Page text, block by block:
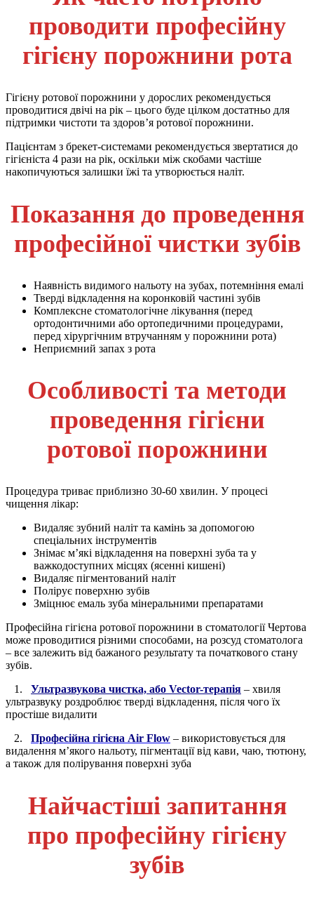
проводити професійну
гігієну порожнини рота
Гігієну ротової порожнини у дорослих рекомендується
проводитися двічі на рік – цього буде цілком достатньо для
підтримки чистоти та здоров’я ротової порожнини.
Пацієнтам з брекет-системами рекомендується звертатися до
гігієніста 4 рази на рік, оскільки між скобами частіше
накопичуються залишки їжі та утворюється наліт.
Показання до проведення
професійної чистки зубів
Наявність видимого нальоту на зубах, потемніння емалі
Тверді відкладення на коронковій частині зубів
Комплексне стоматологічне лікування (перед
ортодонтичними або ортопедичними процедурами,
перед хірургічним втручанням у порожнини рота)
Неприємний запах з рота
Особливості та методи
проведення гігієни
ротової порожнини
Процедура триває приблизно 30-60 хвилин. У процесі
чищення лікар:
Видаляє зубний наліт та камінь за допомогою
спеціальних інструментів
Знімає м’які відкладення на поверхні зуба та у
важкодоступних місцях (ясенні кишені)
Видаляє пігментований наліт
Полірує поверхню зубів
Зміцнює емаль зуба мінеральними препаратами
Професійна гігієна ротової порожнини в стоматології Чертова
може проводитися різними способами, на розсуд стоматолога
– все залежить від бажаного результату та початкового стану
зубів.
1.
Ультразвукова чистка, або Vector-терапія – хвиля
ультразвуку роздроблює тверді відкладення, після чого їх
простіше видалити
2. Професійна гігієна Air Flow – використовується для
видалення м’якого нальоту, пігментації від кави, чаю, тютюну,
а також для полірування поверхні зуба
Найчастіші запитання
про професійну гігієну
зубів